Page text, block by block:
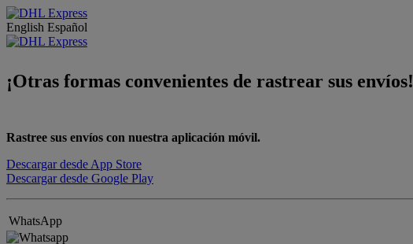
English Español
¡Otras formas convenientes de rastrear sus envíos!
Rastree sus envíos con nuestra aplicación móvil.
Descargar desde App Store
Descargar desde Google Play
WhatsApp